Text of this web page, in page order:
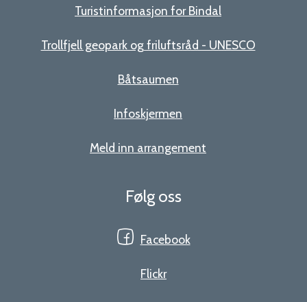
Turistinformasjon for Bindal
Trollfjell geopark og friluftsråd - UNESCO
Båtsaumen
Infoskjermen
Meld inn arrangement
Følg oss
Facebook
Flickr